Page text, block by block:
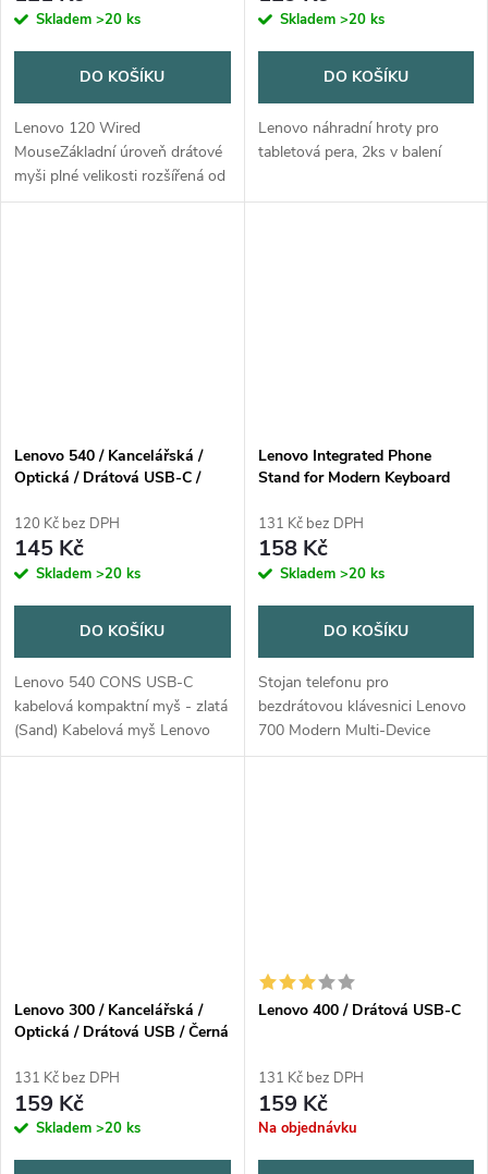
Skladem >20 ks
DO KOŠÍKU
Lenovo 120 Wired
MouseZákladní úroveň drátové
myši plné velikosti rozšířená od
společnosti COA s cílem zaplnit
Skladem >20 ks
DO KOŠÍKU
Lenovo náhradní hroty pro
tabletová pera, 2ks v balení
Lenovo 540 / Kancelářská /
Optická / Drátová USB-C /
120 Kč bez DPH
145 Kč
Skladem >20 ks
DO KOŠÍKU
Lenovo 540 CONS USB-C
kabelová kompaktní myš - zlatá
(Sand) Kabelová myš Lenovo
540 USB-C, která je k dispozici
Lenovo Integrated Phone
Stand for Modern Keyboard
131 Kč bez DPH
158 Kč
Skladem >20 ks
DO KOŠÍKU
Stojan telefonu pro
bezdrátovou klávesnici Lenovo
700 Modern Multi-Device
Wireless Keyboard
Lenovo 300 / Kancelářská /
Optická / Drátová USB / Černá
131 Kč bez DPH
159 Kč
Skladem >20 ks
Lenovo 400 / Drátová USB-C
131 Kč bez DPH
159 Kč
Na objednávku